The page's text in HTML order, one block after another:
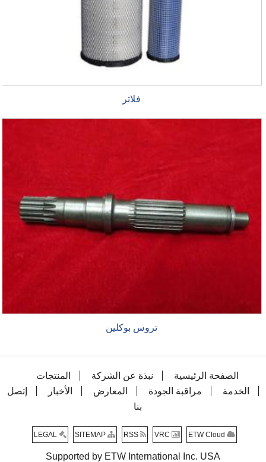
فلاتر
تروس بوكلين
الصفحة الرئيسية نبذة عن الشركة
المنتجات
الخدمة
مراقبة الجودة المعارض الأخبار
إتصل
بنا
RSS
SITEMAP
LEGAL
Supported by ETW International Inc. USA